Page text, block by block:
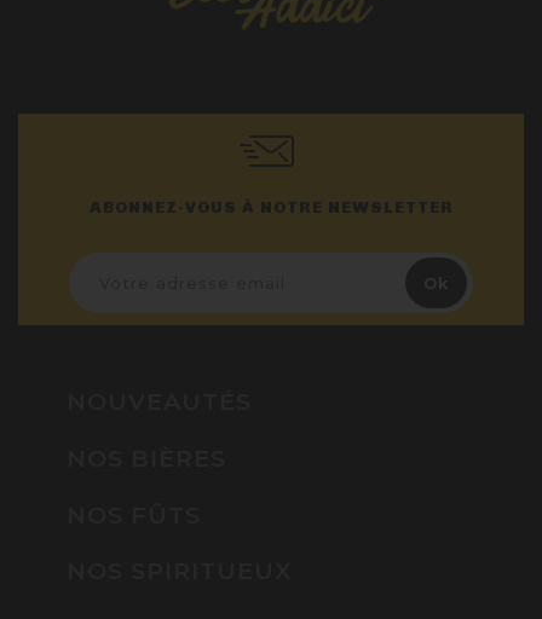
ABONNEZ-VOUS À NOTRE NEWSLETTER